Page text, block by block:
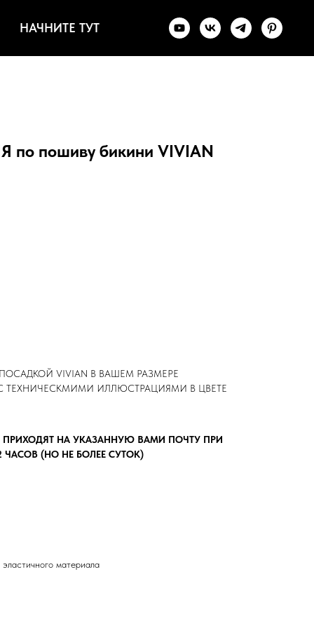
НАЧНИТЕ ТУТ
пошиву бикини VIVIAN
VIVIAN В ВАШЕМ РАЗМЕРЕ
ИЛЛЮСТРАЦИЯМИ В ЦВЕТЕ
НА УКАЗАННУЮ ВАМИ ПОЧТУ ПРИ
(НО НЕ БОЛЕЕ СУТОК)
материала